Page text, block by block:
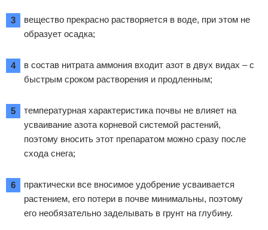
вещество прекрасно растворяется в воде, при этом не
образует осадка;
в состав нитрата аммония входит азот в двух видах – с
быстрым сроком растворения и продленным;
температурная характеристика почвы не влияет на
усваивание азота корневой системой растений,
поэтому вносить этот препаратом можно сразу после
схода снега;
практически все вносимое удобрение усваивается
растением, его потери в почве минимальны, поэтому
его необязательно заделывать в грунт на глубину.